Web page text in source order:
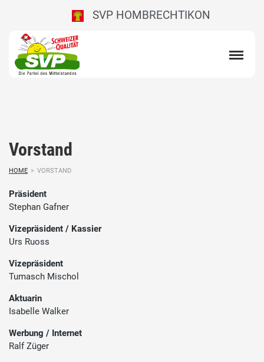
SVP HOMBRECHTIKON
Vorstand
HOME > VORSTAND
Präsident
Stephan Gafner
Vizepräsident / Kassier
Urs Ruoss
Vizepräsident
Tumasch Mischol
Aktuarin
Isabelle Walker
Werbung / Internet
Ralf Züger